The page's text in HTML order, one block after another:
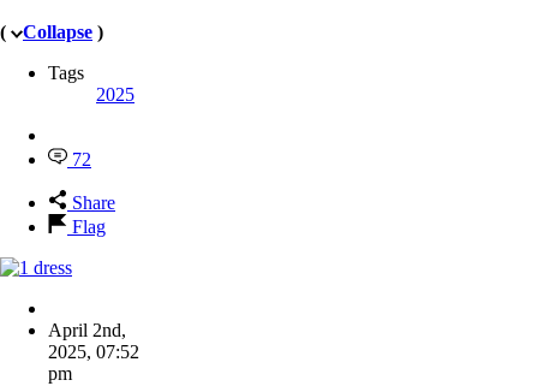
( Collapse )
Tags
2025
72
Share
Flag
April 2nd,
2025, 07:52
pm